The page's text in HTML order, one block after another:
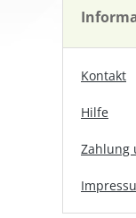
Kontakt
Hilfe
Zahlung